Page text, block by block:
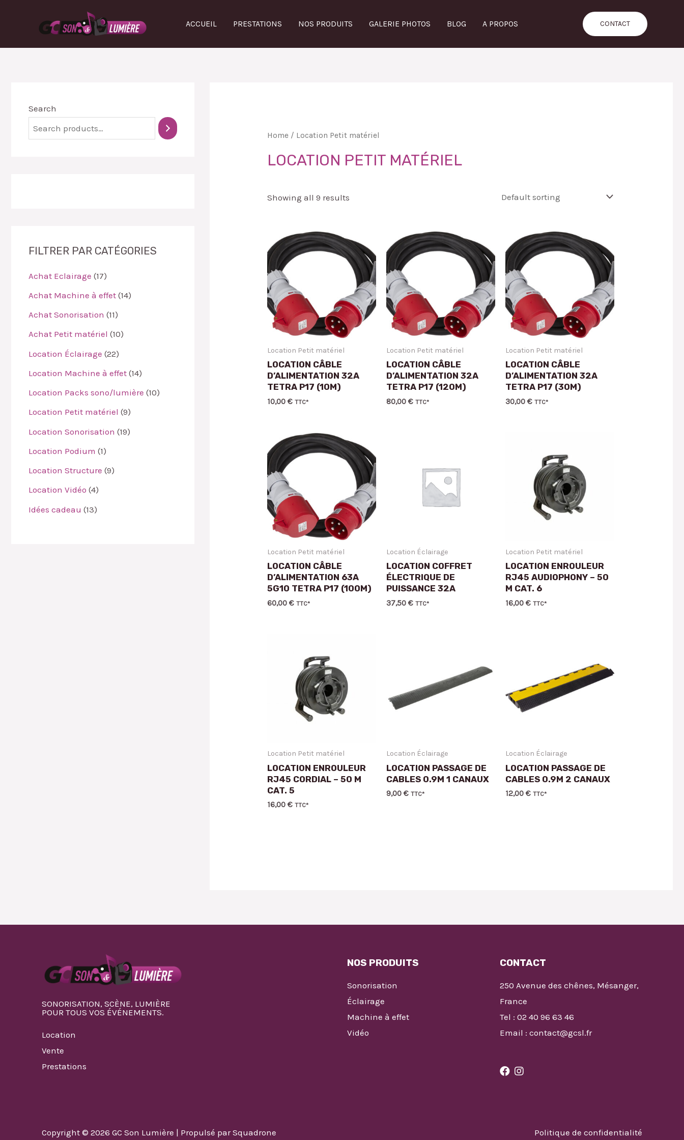
ACCUEIL PRESTATIONS NOS PRODUITS GALERIE PHOTOS BLOG A PROPOS CONTACT
Search
FILTRER PAR CATÉGORIES
Achat Eclairage 17
Achat Machine à effet 14
Achat Sonorisation 11
Achat Petit matériel 10
Location Éclairage 22
Location Machine à effet 14
Location Packs sono/lumière 10
Location Petit matériel 9
Location Sonorisation 19
Location Podium 1
Location Structure 9
Location Vidéo 4
Idées cadeau 13
Home / Location Petit matériel
LOCATION PETIT MATÉRIEL
Showing all 9 results
Location Petit matériel
LOCATION CÂBLE
D’ALIMENTATION 32A
TETRA P17 (10M)
10,00€ TTC*
Location Petit matériel
LOCATION CÂBLE
D’ALIMENTATION 32A
TETRA P17 (120M)
80,00€ TTC*
Location Petit matériel
LOCATION CÂBLE
D’ALIMENTATION 32A
TETRA P17 (30M)
30,00 € TTC*
Location Petit matériel
LOCATION CÂBLE
D’ALIMENTATION 63A
5G10 TETRA P17 (100M)
60,00€ TTC*
Location Éclairage
LOCATION COFFRET
ÉLECTRIQUE DE
PUISSANCE 32A
37,50€ TTC*
Location Petit matériel
LOCATION ENROULEUR
RJ45 AUDIOPHONY – 50
M CAT. 6
16,00 € TTC*
Location Petit matériel
LOCATION ENROULEUR
RJ45 CORDIAL – 50 M
CAT. 5
16,00€ TTC*
Location Éclairage
LOCATION PASSAGE DE
CABLES 0.9M 1 CANAUX
9,00€ TTC*
Location Éclairage
LOCATION PASSAGE DE
CABLES 0.9M 2 CANAUX
12,00 € TTC*
SONORISATION, SCÈNE, LUMIÈRE
POUR TOUS VOS ÉVÉNEMENTS.
Location
Vente
Prestations
NOS PRODUITS
Sonorisation
Éclairage
Machine à effet
Vidéo
CONTACT
250 Avenue des chênes, Mésanger,
France
Tel : 02 40 96 63 46
Email : contact@gcsl.fr
Copyright © 2026 GC Son Lumière | Propulsé par Squadrone Politique de confidentialité